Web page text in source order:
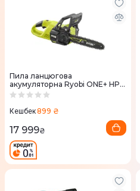
Пила ланцюгова
акумуляторна Ryobi ONE+ HP
RY18CSX30A-150 18V АКБ 1х5Аг
Кешбек899 ₴
17 999₴